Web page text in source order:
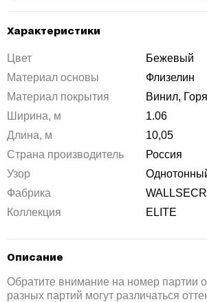
Характеристики
Цвет
Бежевый
Материал основы
Флизелин
Материал покрытия
Винил,
Ширина, м
1.06
Длина, м
10,05
Страна производитель
Россия
Узор
Фабрика
Коллекция
ELITE
Описание
Обратите внимание на номер партии
разных партий могут различаться